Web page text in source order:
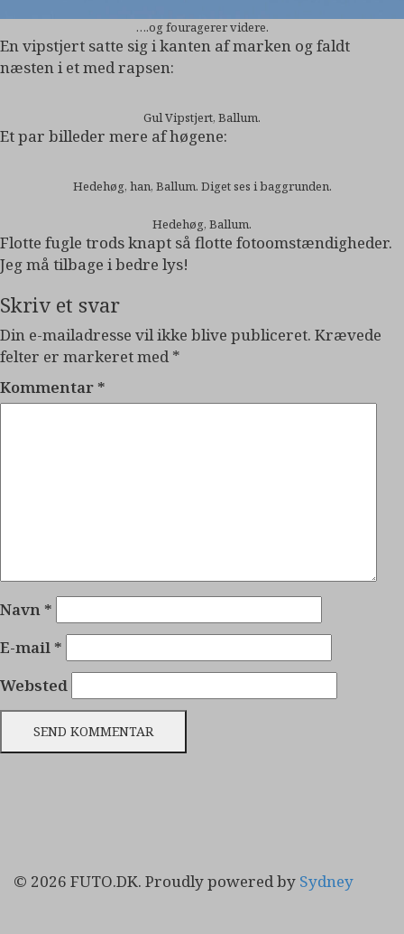
….og fouragerer videre.
En vipstjert satte sig i kanten af marken og faldt
næsten i et med rapsen:
Gul Vipstjert, Ballum.
Et par billeder mere af høgene:
Hedehøg, han, Ballum. Diget ses i baggrunden.
Hedehøg, Ballum.
Flotte fugle trods knapt så flotte fotoomstændigheder.
Jeg må tilbage i bedre lys!
Skriv et svar
Din e-mailadresse vil ikke blive publiceret. Krævede
felter er markeret med *
Kommentar *
Navn *
E-mail *
Websted
© 2026 FUTO.DK. Proudly powered by Sydney